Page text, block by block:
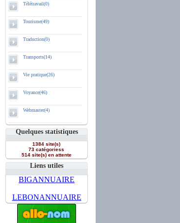
Télétravail(0)
Tourisme(49)
Traduction(0)
Transports(14)
Vie pratique(26)
Voyance(46)
Webmaster(4)
Quelques statistiques
1384 site(s)
73 catégoriess
514 site(s) en attente
Liens utiles
BIGANNUAIRE
LEBONANNUAIRE